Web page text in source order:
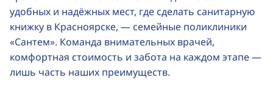
удобных и надёжных мест, где сделать санитарную
книжку в Красноярске, — семейные поликлиники
«Сантем». Команда внимательных врачей,
комфортная стоимость и забота на каждом этапе —
лишь часть наших преимуществ.